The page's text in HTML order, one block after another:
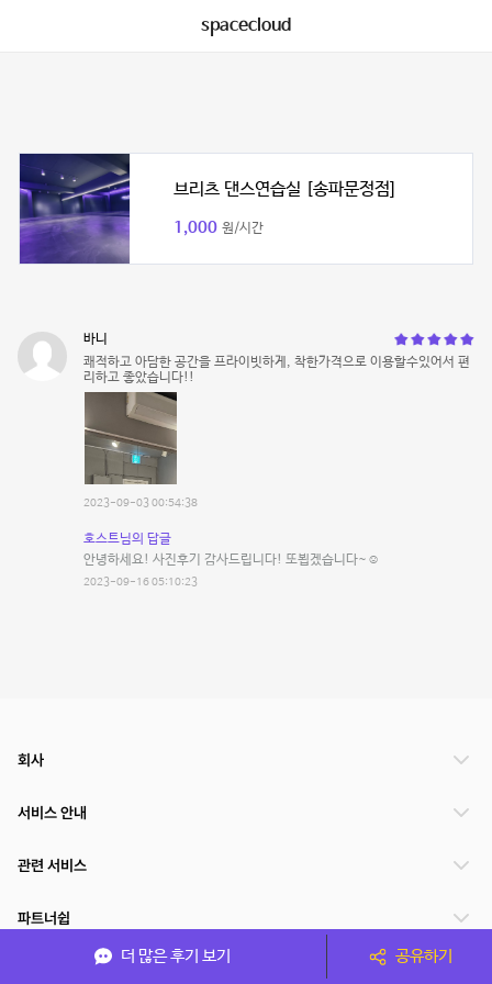
spacecloud
브리츠 댄스연습실 [송파문정점]
1,000 원/시간
바니
쾌적하고 아담한 공간을 프라이빗하게, 착한가격으로 이용할수있어서 편
리하고 좋았습니다!!
2023-09-03 00:54:38
호스트님의 답글
안녕하세요! 사진후기 감사드립니다! 또뵙겠습니다~☺️
2023-09-16 05:10:23
더 많은 후기 보기 공유하기
회사
서비스 안내
관련 서비스
파트너쉽
서비스 제공 국가